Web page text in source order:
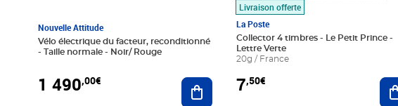
Nouvelle Attitude
Vélo électrique du facteur, reconditionné
- Taille normale - Noir/ Rouge
1 490,00€ Ajouter au panier
Livraison offerte
La Poste
Collector 4 timbres - Le Petit Prince -
Lettre Verte
20g / France
7,50€